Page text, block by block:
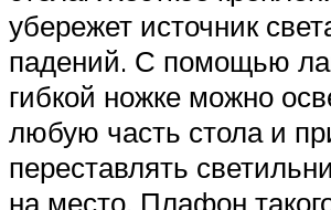
убережет источник
падений. С помощью
гибкой ножке можно
любую часть стола и
переставлять
на место. Плафон